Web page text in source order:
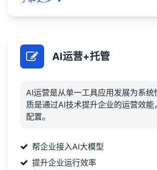
AI运营+托管
AI运营是从单一工具应用发展为系统
质是通过AI技术提升企业的运营效能
配置。
帮企业接入AI大模型
提升企业运行效率